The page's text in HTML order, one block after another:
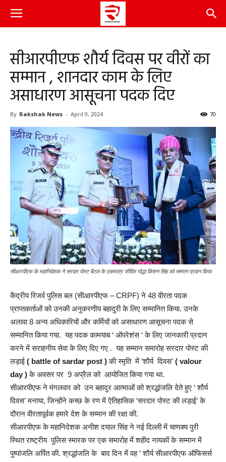
सीआरपीएफ शौर्य दिवस पर वीरों का
सम्मान , शानदार काम के लिए
असाधारण आसूचना पदक दिए
By Rakshak News - April 9, 2024 70
सीआरपीएफ के महानिदेशक ने सरदार पोस्ट बैटल के एकमात्र जीवित योद्धा किशन सिंह को सम्मान प्रदान किया
केंद्रीय रिजर्व पुलिस बल (सीआरपीएफ – CRPF) ने 48 वीरता पदक
प्राप्तकर्ताओं को उनकी अनुकरणीय बहादुरी के लिए सम्मानित किया. उनके
अलावा 8 अन्य अधिकारियों और कर्मियों को असाधारण आसूचना पदक से
सम्मानित किया गया. यह पदक कामयाब ‘ ऑपरेशंस ‘ के लिए जानकारी प्रदान
करने में सराहनीय सेवा के लिए दिए गए . यह सम्मान समारोह सरदार पोस्ट की
लड़ाई ( battle of sardar post )की स्मृति में ‘शौर्य दिवस’ ( valour
day )के अवसर पर 9 अप्रैल को आयोजित किया गया था.
सीआरपीएफ ने मंगलवार को उन बहादुर आत्माओं को श्रद्धांजलि देते हुए ‘ शौर्य
दिवस’ मनाया, जिन्होंने कच्छ के रण में ऐतिहासिक ‘सरदार पोस्ट की लड़ाई’ के
दौरान वीरतापूर्वक हमारे देश के सम्मान की रक्षा की.
सीआरपीएफ के महानिदेशक अनीश दयाल सिंह ने नई दिल्ली में चाणक्य पुरी
स्थित राष्ट्रीय पुलिस स्मारक पर एक समारोह में शहीद नायकों के सम्मान में
पुष्पांजलि अर्पित की. श्रद्धांजलि के बाद दिन में वह ‘ शौर्य सीआरपीएफ ऑफिसर्स